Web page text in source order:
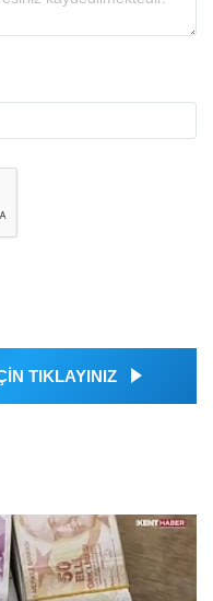
TIKLAYINIZ